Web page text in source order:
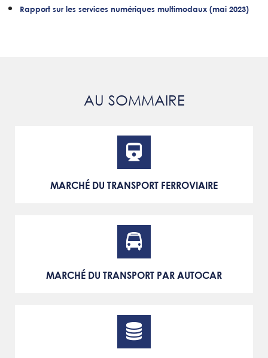
Rapport sur les services numériques multimodaux (mai 2023)
AU SOMMAIRE
MARCHÉ DU TRANSPORT FERROVIAIRE
MARCHÉ DU TRANSPORT PAR AUTOCAR